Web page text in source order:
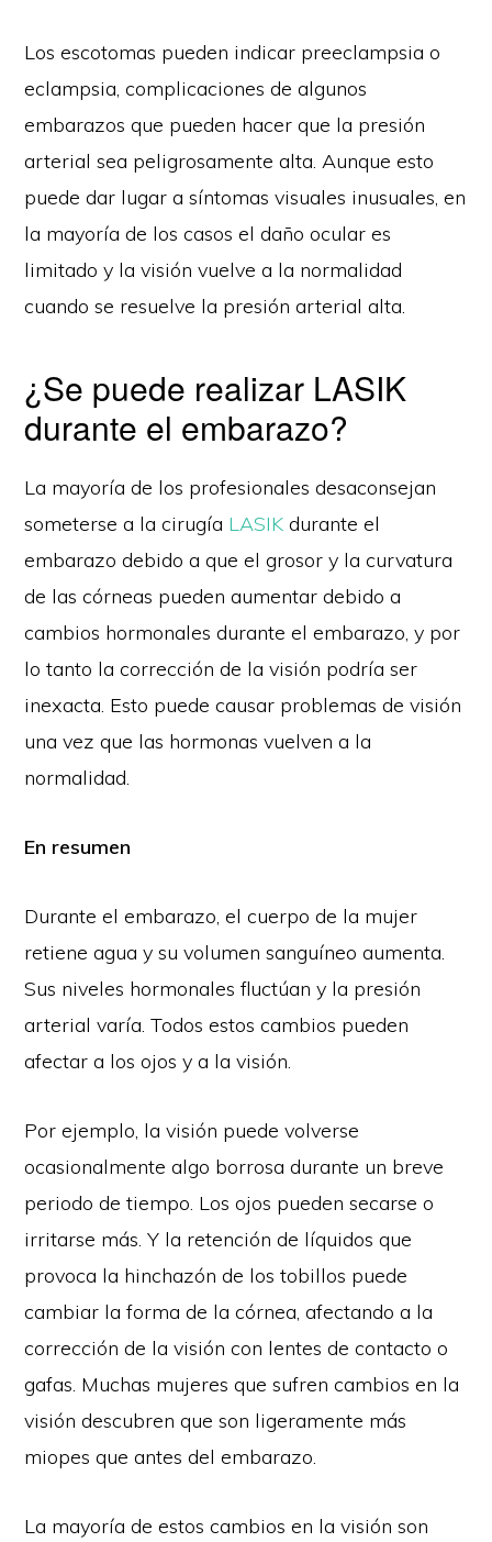
Los escotomas pueden indicar preeclampsia o
eclampsia, complicaciones de algunos
embarazos que pueden hacer que la presión
arterial sea peligrosamente alta. Aunque esto
puede dar lugar a síntomas visuales inusuales, en
la mayoría de los casos el daño ocular es
limitado y la visión vuelve a la normalidad
cuando se resuelve la presión arterial alta.
¿Se puede realizar LASIK
durante el embarazo?
La mayoría de los profesionales desaconsejan
someterse a la cirugía LASIK durante el
embarazo debido a que el grosor y la curvatura
de las córneas pueden aumentar debido a
cambios hormonales durante el embarazo, y por
lo tanto la corrección de la visión podría ser
inexacta. Esto puede causar problemas de visión
una vez que las hormonas vuelven a la
normalidad.
En resumen
Durante el embarazo, el cuerpo de la mujer
retiene agua y su volumen sanguíneo aumenta.
Sus niveles hormonales fluctúan y la presión
arterial varía. Todos estos cambios pueden
afectar a los ojos y a la visión.
Por ejemplo, la visión puede volverse
ocasionalmente algo borrosa durante un breve
periodo de tiempo. Los ojos pueden secarse o
irritarse más. Y la retención de líquidos que
provoca la hinchazón de los tobillos puede
cambiar la forma de la córnea, afectando a la
corrección de la visión con lentes de contacto o
gafas. Muchas mujeres que sufren cambios en la
visión descubren que son ligeramente más
miopes que antes del embarazo.
La mayoría de estos cambios en la visión son